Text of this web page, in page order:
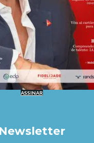
ASSINAR
Newsletter